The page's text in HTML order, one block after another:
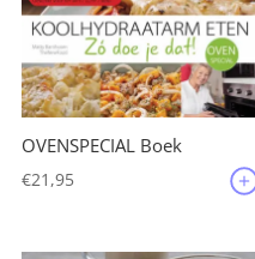
OVENSPECIAL Boek
€21,95